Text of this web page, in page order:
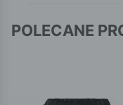
POLECANE